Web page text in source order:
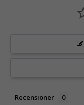
Recensioner